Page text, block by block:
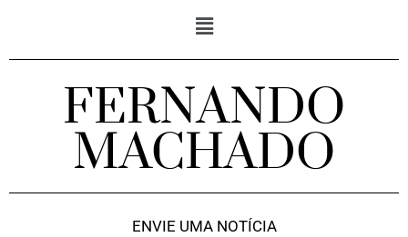
FERNANDO
MACHADO
ENVIE UMA NOTÍCIA